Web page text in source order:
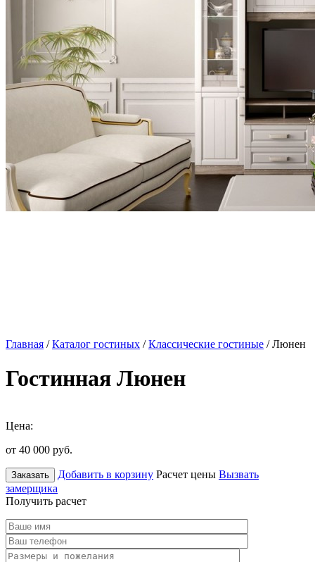
Главная /Каталог гостиных /Классические гостиные / Люнен
Гостинная Люнен
Цена:
от 40 000 руб.
Заказать Добавить в корзину Расчет цены Вызвать
замерщика
Получить расчет